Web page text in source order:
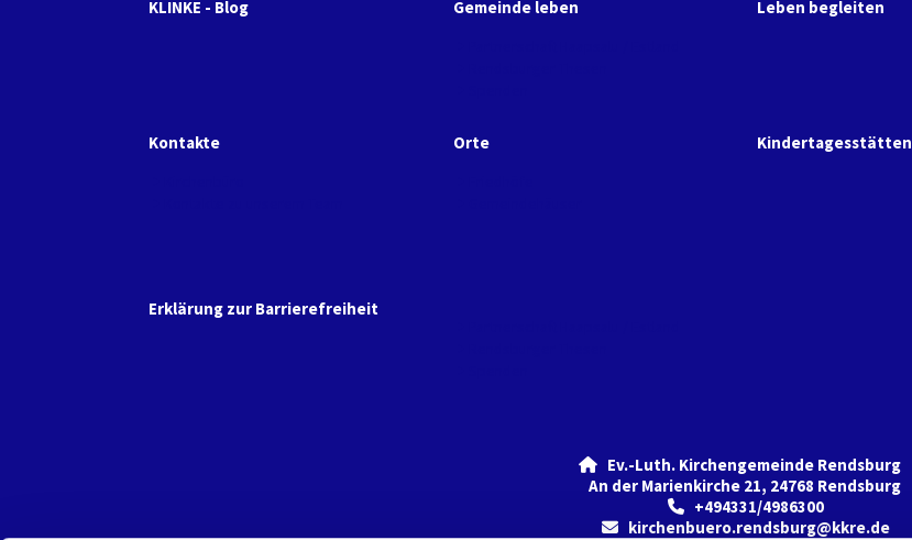
KLINKE - Blog Gemeinde leben Leben begleiten
Kontakte Orte Kindertagesstätten
Erklärung zur Barrierefreiheit
Ev.-Luth. Kirchengemeinde Rendsburg
An der Marienkirche 21, 24768 Rendsburg
 +494331/4986300
 kirchenbuero.rendsburg@kkre.de